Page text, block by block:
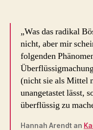
„Was das radikal
nicht, aber mir
folgenden
(nicht sie als Mittel
unangetastet lässt,
überflüssig zu
Hannah Arendt an